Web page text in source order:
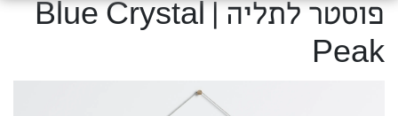
פוסטר לתליה | Blue Crystal
Peak